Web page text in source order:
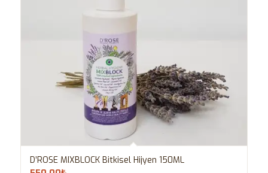
D’ROSE MIXBLOCK Bitkisel Hijyen 150ML